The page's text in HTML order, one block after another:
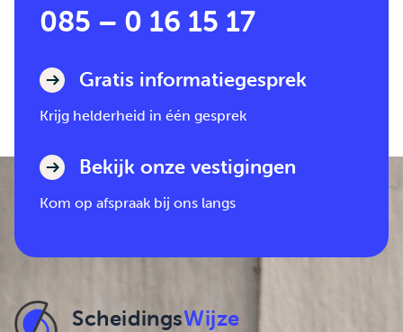
085 – 0 16 15 17
Gratis informatiegesprek
Krijg helderheid in één gesprek
Bekijk onze vestigingen
Kom op afspraak bij ons langs
ScheidingsWijze